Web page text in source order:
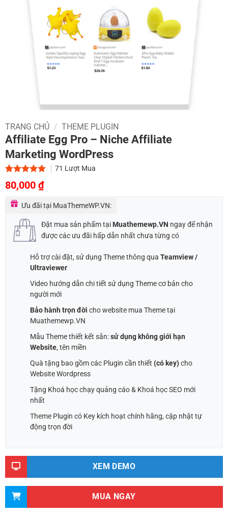
TRANG CHỦ / THEME PLUGIN
Affiliate Egg Pro – Niche Affiliate
Marketing WordPress
5.00 trên 5
dựa trên
1
71 Lượt Mua
Giá
gốc
là:
300,000 ₫.
80,000 ₫Giá
tại
là:
80,000 ₫.
Ưu đãi tại MuaThemeWP.VN:
Đặt mua sản phẩm tại Muathemewp.VN ngay để nhận
được các ưu đãi hấp dẫn nhất chưa từng có
Hỗ trợ cài đặt, sử dụng Theme thông qua Teamview /
Ultraviewer
Video hướng dẫn chi tiết sử dụng Theme cơ bản cho
người mới
Bảo hành trọn đời cho website mua Theme tại
Muathemewp.VN
Mẫu Theme thiết kết sẵn:sử dụng không giới hạn
Website, tên miền
Quà tặng bao gồm các Plugin cần thiết (có key)cho
Website Wordpress
Tặng Khoá học chạy quảng cáo & Khoá học SEO mới
nhất
Theme Plugin có Key kích hoạt chính hãng, cập nhật tự
động trọn đời
XEM DEMO
MUA NGAY